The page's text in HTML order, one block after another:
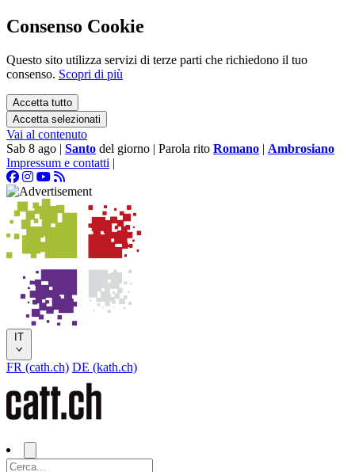
Consenso Cookie
Questo sito utilizza servizi di terze parti che richiedono il tuo
consenso. Scopri di più
Accetta tutto
Accetta selezionati
Vai al contenuto
Sab 8 ago | Santo del giorno | Parola rito Romano | Ambrosiano
Impressum e contatti |
IT
FR (cath.ch) DE (kath.ch)